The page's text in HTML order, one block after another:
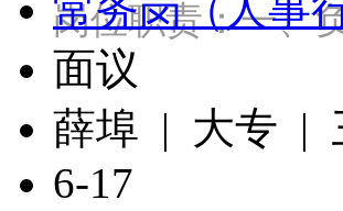
岗位职责：一、
面议
薛埠 | 大专 |
6-17